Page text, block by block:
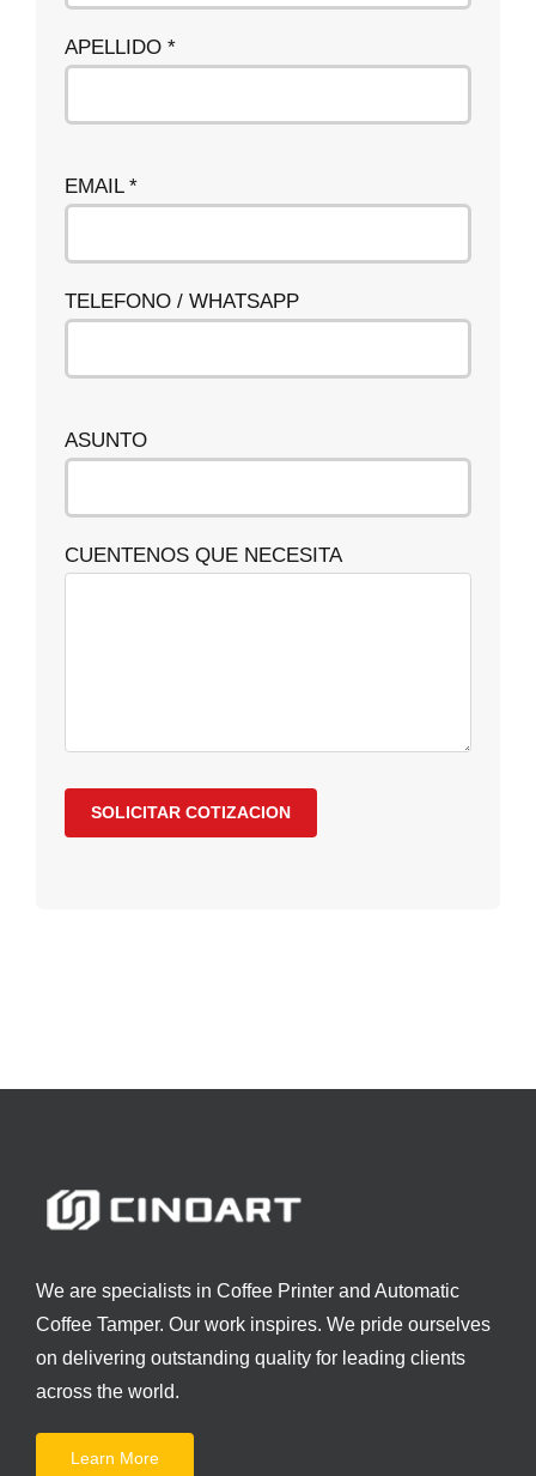
APELLIDO *
EMAIL *
TELEFONO / WHATSAPP
ASUNTO
CUENTENOS QUE NECESITA
We are specialists in Coffee Printer and Automatic
Coffee Tamper. Our work inspires. We pride ourselves
on delivering outstanding quality for leading clients
across the world.
Learn More